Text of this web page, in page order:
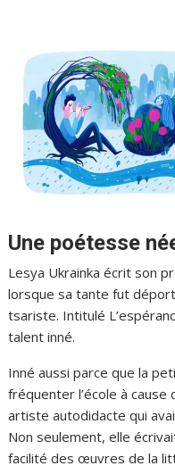
Une poétesse
Lesya Ukrainka écrit son
lorsque sa tante fut
tsariste. Intitulé
talent inné.
Inné aussi parce que la
fréquenter l’école à cause
artiste autodidacte qui
Non seulement, elle
facilité des œuvres de la